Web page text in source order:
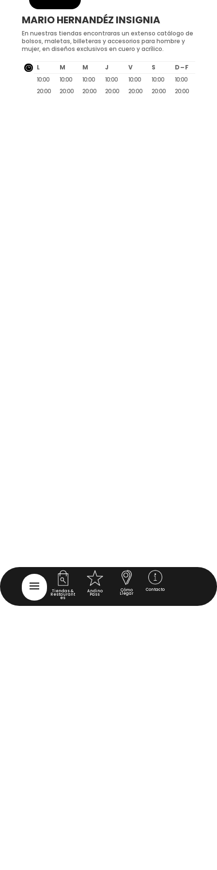
MARIO HERNANDÉZ INSIGNIA
En nuestras tiendas encontraras un extenso catálogo de
bolsos, maletas, billeteras y accesorios para hombre y
mujer, en diseños exclusivos en cuero y acrílico.
L M M J V S
D – F
10:00
20:00
10:00
20:00
10:00
20:00
10:00
20:00
10:00
20:00
10:00
20:00
10:00
20:00
}
Tiendas &
Restaurant
es
Andino
Pass
Cómo
Llegar
Contacto